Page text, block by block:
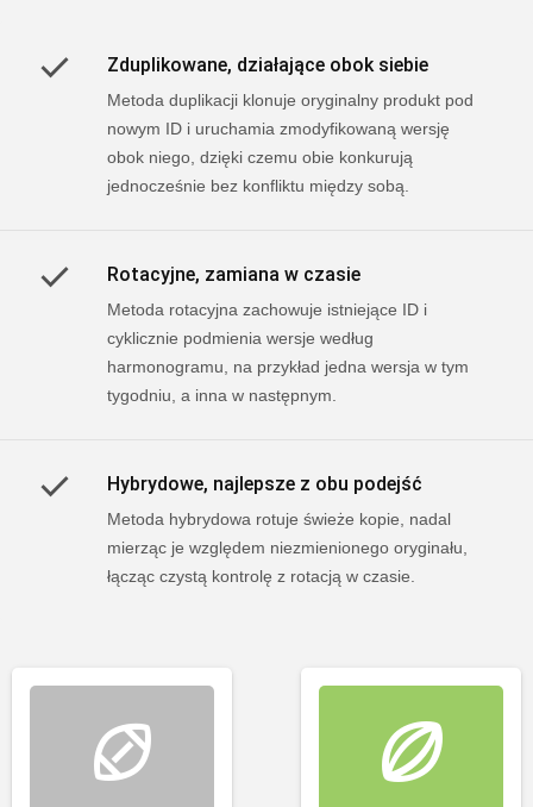
Zduplikowane, działające obok siebie
Metoda duplikacji klonuje oryginalny produkt pod
nowym ID i uruchamia zmodyfikowaną wersję
obok niego, dzięki czemu obie konkurują
jednocześnie bez konfliktu między sobą.
Rotacyjne, zamiana w czasie
Metoda rotacyjna zachowuje istniejące ID i
cyklicznie podmienia wersje według
harmonogramu, na przykład jedna wersja w tym
tygodniu, a inna w następnym.
Hybrydowe, najlepsze z obu podejść
Metoda hybrydowa rotuje świeże kopie, nadal
mierząc je względem niezmienionego oryginału,
łącząc czystą kontrolę z rotacją w czasie.
sports_football sports_rugby